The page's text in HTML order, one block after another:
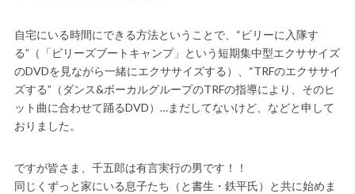
自宅にいる時間にできる方法ということで、“ビリーに入隊す
る”（「ビリーズブートキャンプ」という短期集中型エクササイズ
のDVDを見ながら一緒にエクササイズする）、“TRFのエクササイ
ズする”（ダンス&ボーカルグループのTRFの指導により、そのヒ
ット曲に合わせて踊るDVD）…まだしてないけど、などと申して
おりました。
ですが皆さま、千五郎は有言実行の男です！！
同じくずっと家にいる息子たち（と書生・鉄平氏）と共に始めま